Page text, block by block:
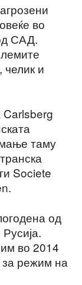
во
САД.
и
таму
Societe
од
во 2014
режим на